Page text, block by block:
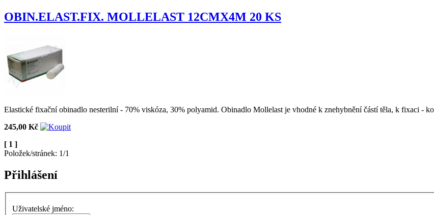
OBIN.ELAST.FIX. MOLLELAST 12CMX4M 20 KS
Elastické fixační obinadlo nesterilní - 70% viskóza, 30% polyamid. Obinadlo Mollelast je vhodné k znehybnění částí těla, k fixaci -
245,00 Kč
[ 1 ]
Položek/stránek: 1/1
Přihlášení
Uživatelské jméno: